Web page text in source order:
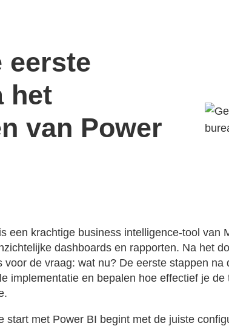
eerste
het
van Power
een krachtige business intelligence-tool van
dashboards en rapporten. Na het
voor de vraag: wat nu? De eerste stappen
implementatie en bepalen hoe effectief je
start met Power BI begint met de juiste